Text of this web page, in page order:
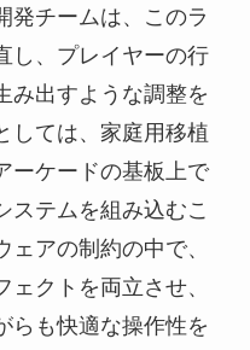
発チームは、このラ
し、プレイヤーの行
み出すような調整を
しては、家庭用移植
ーケードの基板上で
ステムを組み込むこ
アの制約の中で、
クトを両立させ、
らも快適な操作性を